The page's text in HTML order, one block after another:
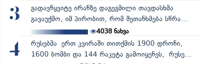
3
გადავწყვიტე ირანზე დაგეგმილი თავდასხმა
გავაუქმო, იმ პირობით, რომ შეთანხმება სწრა...
4038ნახვა
4
რუსებმა ერთ კვირაში თითქმის 1900 დრონი,
1600 ბომბი და 144 რაკეტა გამოიყენეს, რუსე...